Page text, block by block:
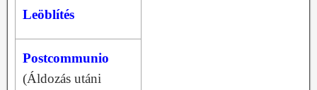
Leöblítés
Postcommunio
(Áldozás utáni